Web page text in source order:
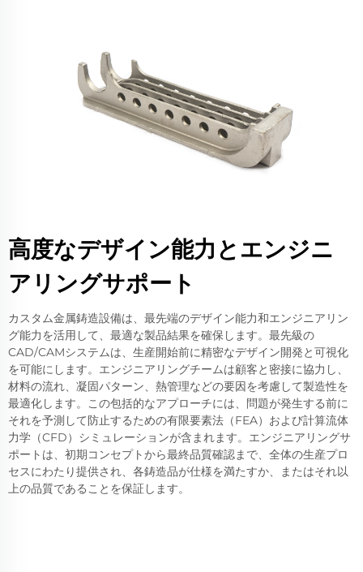
高度なデザイン能力とエンジニ
アリングサポート
カスタム金属鋳造設備は、最先端のデザイン能力和エンジニアリン
グ能力を活用して、最適な製品結果を確保します。最先級の
CAD/CAMシステムは、生産開始前に精密なデザイン開発と可視化
を可能にします。エンジニアリングチームは顧客と密接に協力し、
材料の流れ、凝固パターン、熱管理などの要因を考慮して製造性を
最適化します。この包括的なアプローチには、問題が発生する前に
それを予測して防止するための有限要素法（FEA）および計算流体
力学（CFD）シミュレーションが含まれます。エンジニアリングサ
ポートは、初期コンセプトから最終品質確認まで、全体の生産プロ
セスにわたり提供され、各鋳造品が仕様を満たすか、またはそれ以
上の品質であることを保証します。